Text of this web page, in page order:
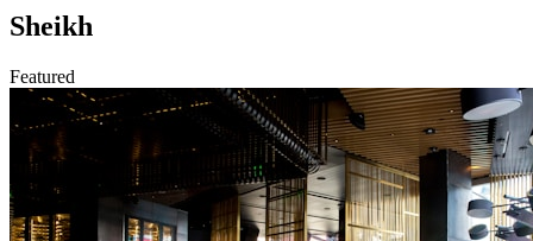
Sheikh
Featured